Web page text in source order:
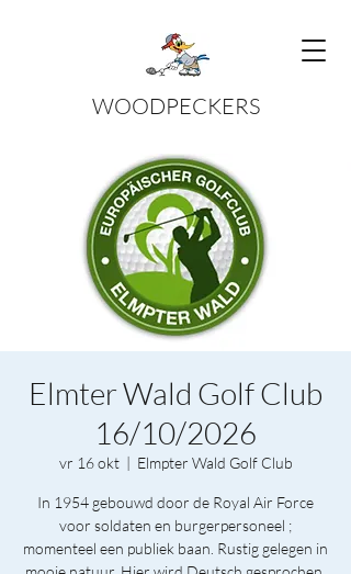
WOODPECKERS
Elmter Wald Golf Club
16/10/2026
vr 16 okt
  |
Elmpter Wald Golf Club
In 1954 gebouwd door de Royal Air Force
voor soldaten en burgerpersoneel ;
momenteel een publiek baan. Rustig gelegen in